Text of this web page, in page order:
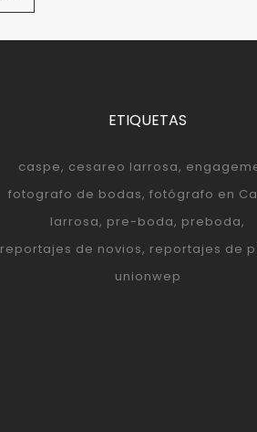
ETIQUETAS
caspe cesareo larrosa
fotografo de bodas fotógrafo en
larrosa pre-boda preboda
reportajes de novios reportajes de
unionwep